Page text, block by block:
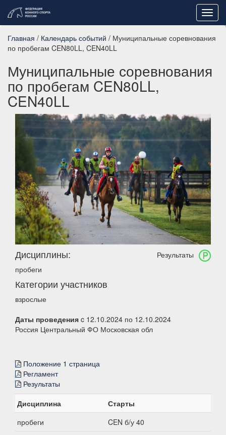
Главная / Календарь событий / Муниципальные соревнования
по пробегам CEN80LL, CEN40LL
Муниципальные соревнования
по пробегам CEN80LL,
CEN40LL
Результаты
Дисциплины:
пробеги
Категории участников
взрослые
Даты проведения c 12.10.2024 по 12.10.2024
Россия Центральный ФО Московская обл
Положение 1 страница
Регламент
Результаты
Дисциплина
Старты
пробеги
CEN б/у 40